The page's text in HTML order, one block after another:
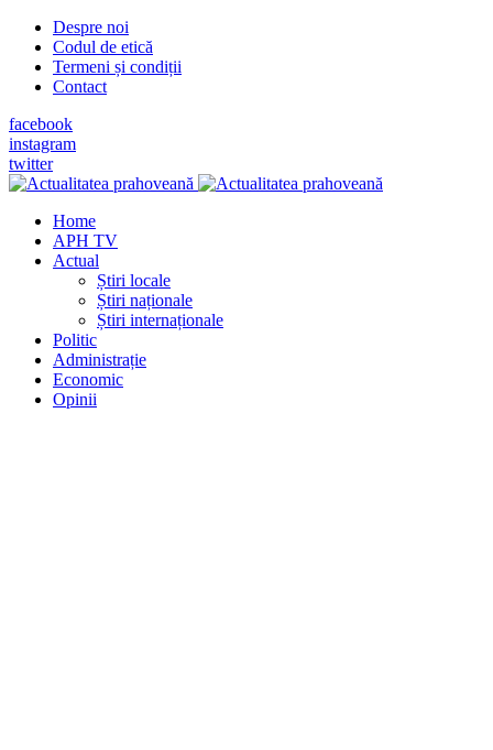
Despre noi
Codul de etică
Termeni și condiții
Contact
facebook
instagram
twitter
Home
APH TV
Actual
Știri locale
Știri naționale
Știri internaționale
Politic
Administrație
Economic
Opinii